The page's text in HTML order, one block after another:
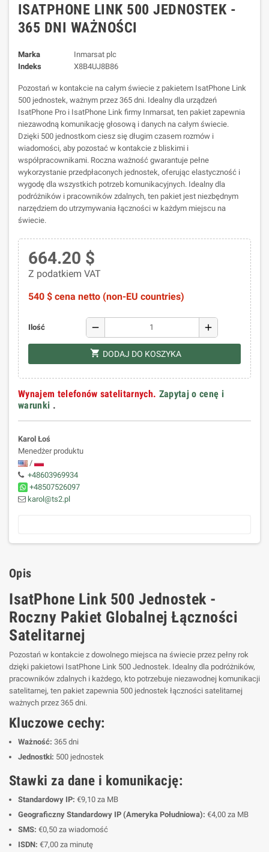
ISATPHONE LINK 500 JEDNOSTEK -
365 DNI WAŻNOŚCI
Marka
Inmarsat plc
Indeks
X8B4UJ8B86
Pozostań w kontakcie na całym świecie z pakietem IsatPhone Link
500 jednostek, ważnym przez 365 dni. Idealny dla urządzeń
IsatPhone Pro i IsatPhone Link firmy Inmarsat, ten pakiet zapewnia
niezawodną komunikację głosową i danych na całym świecie.
Dzięki 500 jednostkom ciesz się długim czasem rozmów i
wiadomości, aby pozostać w kontakcie z bliskimi i
współpracownikami. Roczna ważność gwarantuje pełne
wykorzystanie przedpłaconych jednostek, oferując elastyczność i
wygodę dla wszystkich potrzeb komunikacyjnych. Idealny dla
podróżników i pracowników zdalnych, ten pakiet jest niezbędnym
narzędziem do utrzymywania łączności w każdym miejscu na
świecie.
664.20 $
Z podatkiem VAT
540 $ cena netto (non-EU countries)
Ilość remove add
shopping_cart DODAJ DO KOSZYKA
Wynajem telefonów satelitarnych. Zapytaj o cenę i
warunki .
Karol Łoś
Menedżer produktu
/
+48603969934
+48507526097
karol@ts2.pl
Opis
IsatPhone Link 500 Jednostek -
Roczny Pakiet Globalnej Łączności
Satelitarnej
Pozostań w kontakcie z dowolnego miejsca na świecie przez pełny rok
dzięki pakietowi IsatPhone Link 500 Jednostek. Idealny dla podróżników,
pracowników zdalnych i każdego, kto potrzebuje niezawodnej komunikacji
satelitarnej, ten pakiet zapewnia 500 jednostek łączności satelitarnej
ważnych przez 365 dni.
Kluczowe cechy:
Ważność: 365 dni
Jednostki: 500 jednostek
Stawki za dane i komunikację:
Standardowy IP: €9,10 za MB
Geograficzny Standardowy IP (Ameryka Południowa): €4,00 za MB
SMS: €0,50 za wiadomość
ISDN: €7,00 za minutę